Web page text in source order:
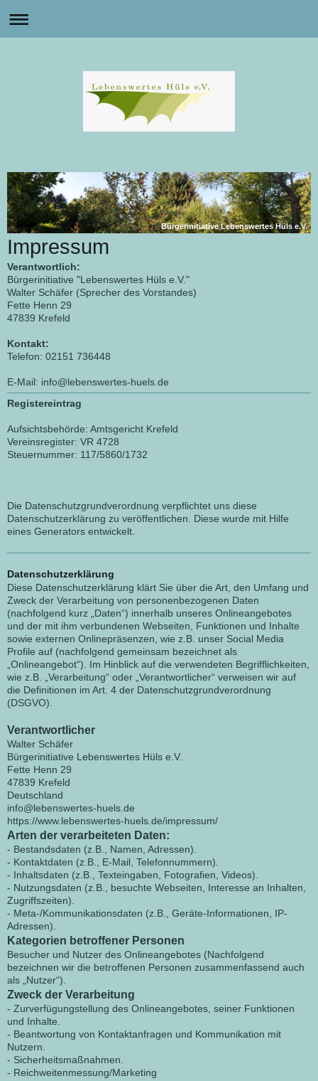
Bürgerinitiative Lebenswertes Hüls e.V.
Impressum
Verantwortlich:
Bürgerinitiative "Lebenswertes Hüls e.V."
Walter Schäfer (Sprecher des Vorstandes)
Fette Henn 29
47839 Krefeld
Kontakt:
Telefon: 02151 736448
E-Mail: info@lebenswertes-huels.de
Registereintrag
Aufsichtsbehörde: Amtsgericht Krefeld
Vereinsregister: VR 4728
Steuernummer: 117/5860/1732
Die Datenschutzgrundverordnung verpflichtet uns diese
Datenschutzerklärung zu veröffentlichen. Diese wurde mit Hilfe
eines Generators entwickelt.
Datenschutzerklärung
Diese Datenschutzerklärung klärt Sie über die Art, den Umfang und
Zweck der Verarbeitung von personenbezogenen Daten
(nachfolgend kurz „Daten“) innerhalb unseres Onlineangebotes
und der mit ihm verbundenen Webseiten, Funktionen und Inhalte
sowie externen Onlinepräsenzen, wie z.B. unser Social Media
Profile auf (nachfolgend gemeinsam bezeichnet als
„Onlineangebot“). Im Hinblick auf die verwendeten Begrifflichkeiten,
wie z.B. „Verarbeitung“ oder „Verantwortlicher“ verweisen wir auf
die Definitionen im Art. 4 der Datenschutzgrundverordnung
(DSGVO).
Verantwortlicher
Walter Schäfer
Bürgerinitiative Lebenswertes Hüls e.V.
Fette Henn 29
47839 Krefeld
Deutschland
info@lebenswertes-huels.de
https://www.lebenswertes-huels.de/impressum/
Arten der verarbeiteten Daten:
- Bestandsdaten (z.B., Namen, Adressen).
- Kontaktdaten (z.B., E-Mail, Telefonnummern).
- Inhaltsdaten (z.B., Texteingaben, Fotografien, Videos).
- Nutzungsdaten (z.B., besuchte Webseiten, Interesse an Inhalten,
Zugriffszeiten).
- Meta-/Kommunikationsdaten (z.B., Geräte-Informationen, IP-
Adressen).
Kategorien betroffener Personen
Besucher und Nutzer des Onlineangebotes (Nachfolgend
bezeichnen wir die betroffenen Personen zusammenfassend auch
als „Nutzer“).
Zweck der Verarbeitung
- Zurverfügungstellung des Onlineangebotes, seiner Funktionen
und Inhalte.
- Beantwortung von Kontaktanfragen und Kommunikation mit
Nutzern.
- Sicherheitsmaßnahmen.
- Reichweitenmessung/Marketing